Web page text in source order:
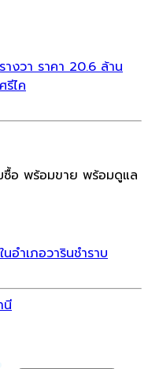
งวา ราคา 20.6 ล้าน
รีไค
ซื้อ พร้อมขาย พร้อมดูแล
อำเภอวารินชำราบ
นี